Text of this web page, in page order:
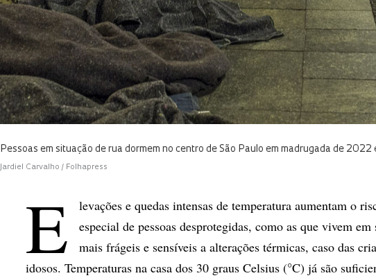
Pessoas em situação de rua dormem no centro de São Paulo em madrugada de 2022
Jardiel Carvalho / Folhapress
E
levações e quedas intensas de temperatura aumentam o
especial de pessoas desprotegidas, como as que vivem
mais frágeis e sensíveis a alterações térmicas, caso das
idosos. Temperaturas na casa dos 30 graus Celsius (°C) já são